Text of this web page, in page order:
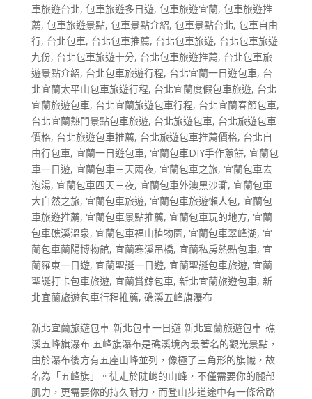
車旅遊台北, 包車旅遊多日遊, 包車旅遊宜蘭, 包車旅遊推
薦, 包車旅遊景點, 包車景點介紹, 包車景點台北, 包車自由
行, 台北包車, 台北包車推薦, 台北包車旅遊, 台北包車旅遊
九份, 台北包車旅遊十分, 台北包車旅遊推薦, 台北包車旅
遊景點介紹, 台北包車旅遊行程, 台北宜蘭一日遊包車, 台
北宜蘭太平山包車旅遊行程, 台北宜蘭度假包車旅遊, 台北
宜蘭旅遊包車, 台北宜蘭旅遊包車行程, 台北宜蘭春節包車,
台北宜蘭熱門景點包車旅遊, 台北旅遊包車, 台北旅遊包車
價格, 台北旅遊包車推薦, 台北旅遊包車推薦價格, 台北自
由行包車, 宜蘭一日遊包車, 宜蘭包車DIY手作蔥餅, 宜蘭包
車一日遊, 宜蘭包車三天兩夜, 宜蘭包車之旅, 宜蘭包車去
泡湯, 宜蘭包車四天三夜, 宜蘭包車外澳黑沙灘, 宜蘭包車
大自然之旅, 宜蘭包車旅遊, 宜蘭包車旅遊懶人包, 宜蘭包
車旅遊推薦, 宜蘭包車景點推薦, 宜蘭包車玩的地方, 宜蘭
包車礁溪溫泉, 宜蘭包車福山植物園, 宜蘭包車翠峰湖, 宜
蘭包車蘭陽博物館, 宜蘭寒溪吊橋, 宜蘭私房熱點包車, 宜
蘭羅東一日遊, 宜蘭聖誕一日遊, 宜蘭聖誕包車旅遊, 宜蘭
聖誕打卡包車旅遊, 宜蘭賞鯨包車, 新北宜蘭旅遊包車, 新
北宜蘭旅遊包車行程推薦, 礁溪五峰旗瀑布
新北宜蘭旅遊包車-新北包車一日遊 新北宜蘭旅遊包車-礁
溪五峰旗瀑布 五峰旗瀑布是礁溪境內最著名的觀光景點，
由於瀑布後方有五座山峰並列，像極了三角形的旗幟，故
名為「五峰旗」。徒走於陡峭的山峰，不僅需要你的腿部
肌力，更需要你的持久耐力，而登山步道途中有一條岔路